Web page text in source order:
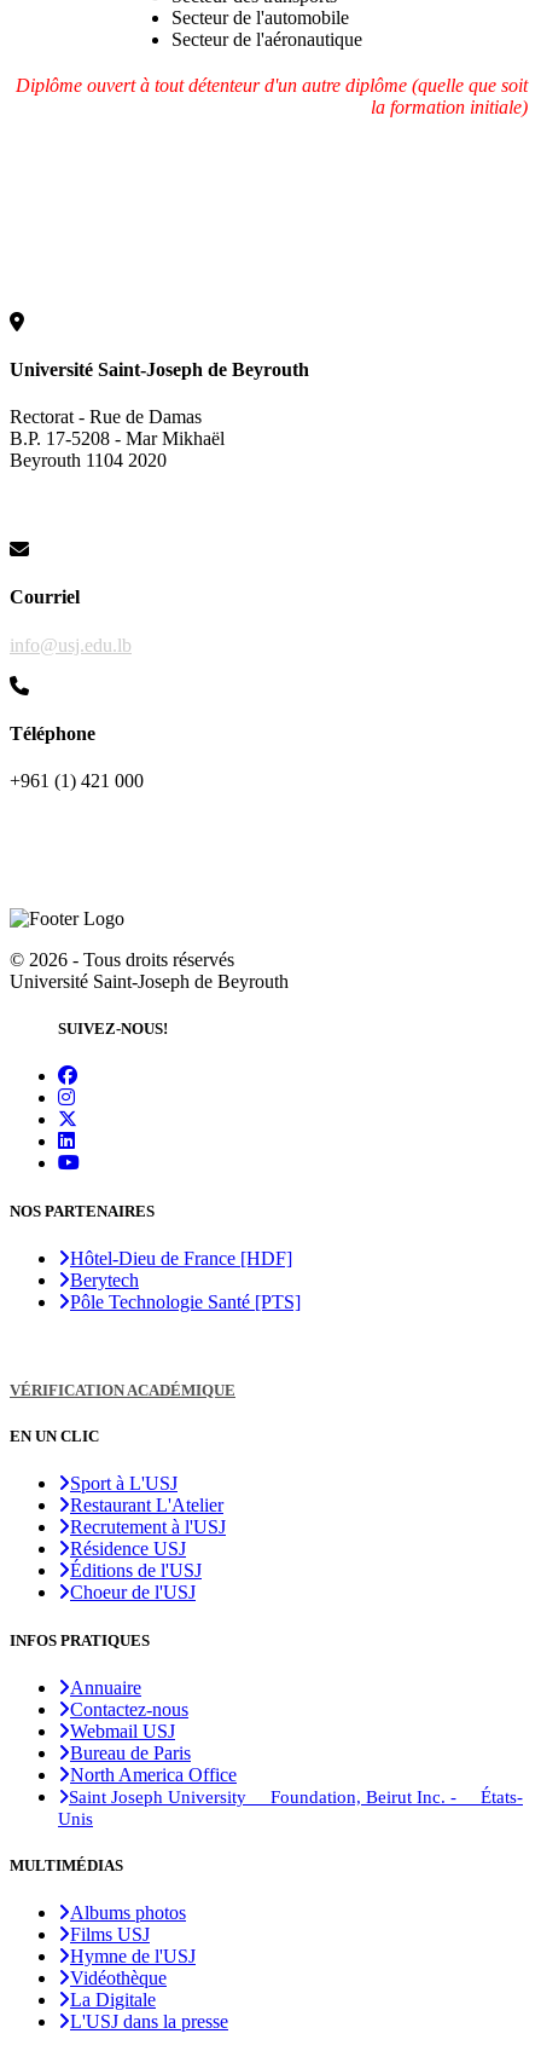
Secteur de l'automobile
Secteur de l'aéronautique
Diplôme ouvert à tout détenteur d'un autre diplôme (quelle que soit
la formation initiale)
Université Saint-Joseph de Beyrouth
Rectorat - Rue de Damas
B.P. 17-5208 - Mar Mikhaël
Beyrouth 1104 2020
Courriel
info@usj.edu.lb
Téléphone
+961 (1) 421 000
© 2026 - Tous droits réservés
Université Saint-Joseph de Beyrouth
SUIVEZ-NOUS!
NOS PARTENAIRES
Hôtel-Dieu de France [HDF]
Berytech
Pôle Technologie Santé [PTS]
VÉRIFICATION ACADÉMIQUE
EN UN CLIC
Sport à L'USJ
Restaurant L'Atelier
Recrutement à l'USJ
Résidence USJ
Éditions de l'USJ
Choeur de l'USJ
INFOS PRATIQUES
Annuaire
Contactez-nous
Webmail USJ
Bureau de Paris
North America Office
Saint Joseph University Foundation, Beirut Inc. - États-
Unis
MULTIMÉDIAS
Albums photos
Films USJ
Hymne de l'USJ
Vidéothèque
La Digitale
L'USJ dans la presse